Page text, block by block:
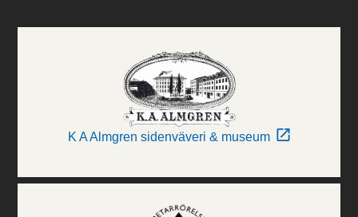
K A Almgren sidenväveri & museum